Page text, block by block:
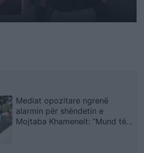
Mediat opozitare ngrenë
alarmin për shëndetin e
Mojtaba Khameneit: “Mund të